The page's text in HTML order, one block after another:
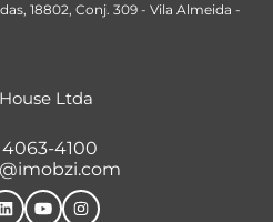
18802, Conj. 309- Vila Almeida -
Ltda
4063-4100